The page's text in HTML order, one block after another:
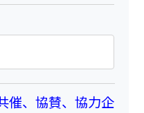
催、協賛、協力企